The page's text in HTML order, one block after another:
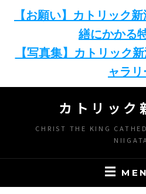
【お願い】カトリック
繕にかかる
【写真集】カトリック
ャラリ
content
カトリック
CHRIST THE KING
NIIGATA